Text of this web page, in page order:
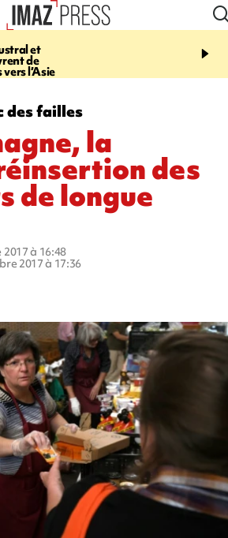
et
de
l’Asie
11:48
l'eau est dégradée à la
des failles
la
des
de longue
à 16:48
2017 à 17:36